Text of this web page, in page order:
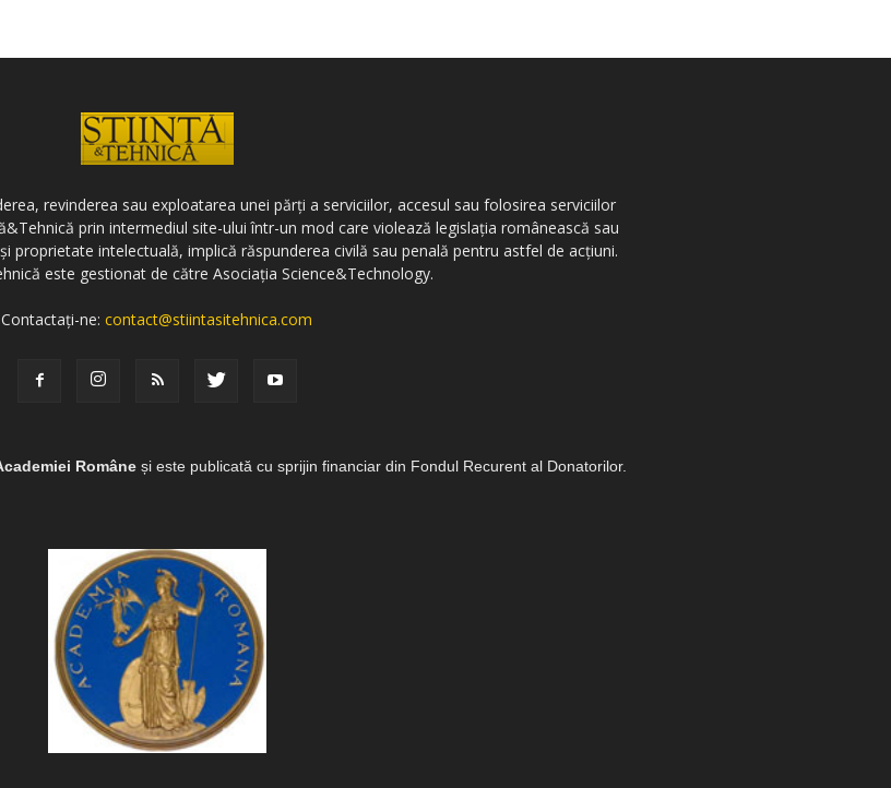
revinderea sau exploatarea unei părți a serviciilor, accesul sau folosirea serviciilor
prin intermediul site-ului într-un mod care violează legislația românească sau
proprietate intelectuală, implică răspunderea civilă sau penală pentru astfel de acțiuni.
este gestionat de către Asociația Science&Technology.
Contactați-ne:contact@stiintasitehnica.com
Române și este publicată cu sprijin financiar din Fondul Recurent al Donatorilor.